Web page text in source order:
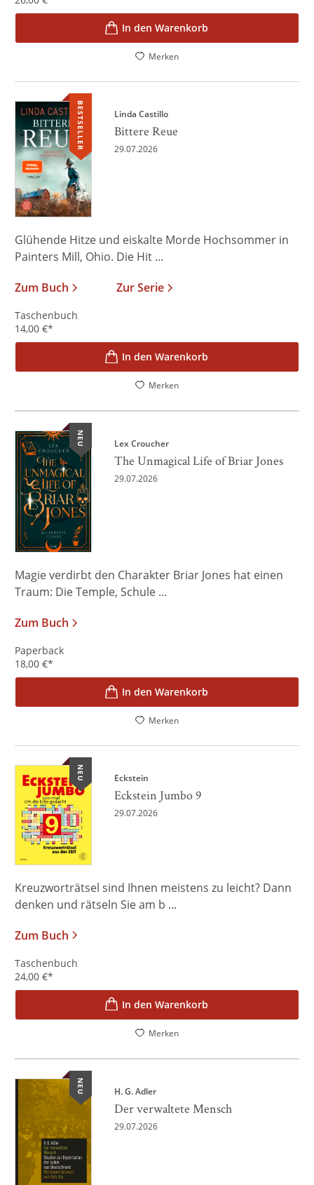
In den Warenkorb
Merken
BESTSELLER Linda Castillo
Bittere Reue
29.07.2026
Glühende Hitze und eiskalte Morde Hochsommer in
Painters Mill, Ohio. Die Hit ...
Zum Buch
Zur Serie
Taschenbuch
14,00 €*
In den Warenkorb
Merken
NEU Lex Croucher
The Unmagical Life of Briar Jones
29.07.2026
Magie verdirbt den Charakter Briar Jones hat einen
Traum: Die Temple, Schule ...
Zum Buch
Paperback
18,00 €*
In den Warenkorb
Merken
NEU Eckstein
Eckstein Jumbo 9
29.07.2026
Kreuzworträtsel sind Ihnen meistens zu leicht? Dann
denken und rätseln Sie am b ...
Zum Buch
Taschenbuch
24,00 €*
In den Warenkorb
Merken
NEU H. G. Adler
Der verwaltete Mensch
29.07.2026